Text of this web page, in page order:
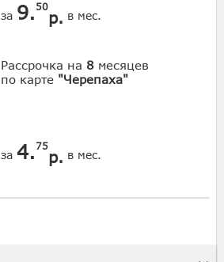
за 9. 50
р. в мес.
Рассрочка на 8 месяцев
по карте "Черепаха"
за 4. 75
р. в мес.